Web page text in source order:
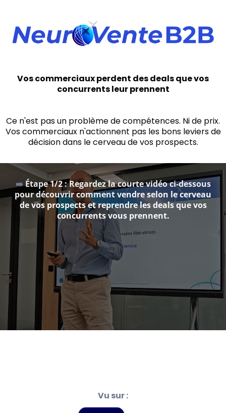
Vos commerciaux perdent des deals que vos
concurrents leur prennent
Ce n'est pas un problème de compétences. Ni de prix.
Vos commerciaux n'actionnent pas les bons leviers de
décision dans le cerveau de vos prospects.
➡️Étape 1/2 : Regardez la courte vidéo ci-dessous
pour découvrir comment vendre selon le cerveau
de vos prospects et reprendre les deals que vos
concurrents vous prennent.
Vu sur :